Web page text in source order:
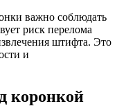
важно соблюдать
риск перелома
штифта. Это
и
коронкой